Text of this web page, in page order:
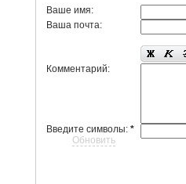
Ваше имя:
Ваша почта:
Комментарий:
Введите символы:*
Обновить